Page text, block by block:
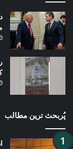
پُربحث ترین مطالب